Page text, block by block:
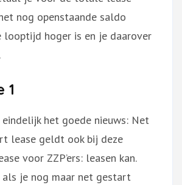
nog openstaande saldo
looptijd hoger is en je daarover
1
eindelijk het goede nieuws: Net
lease geldt ook bij deze
voor ZZP’ers: leasen kan.
als je nog maar net gestart